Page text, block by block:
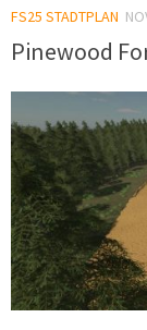
FS25 STADTPLAN
Pinewood